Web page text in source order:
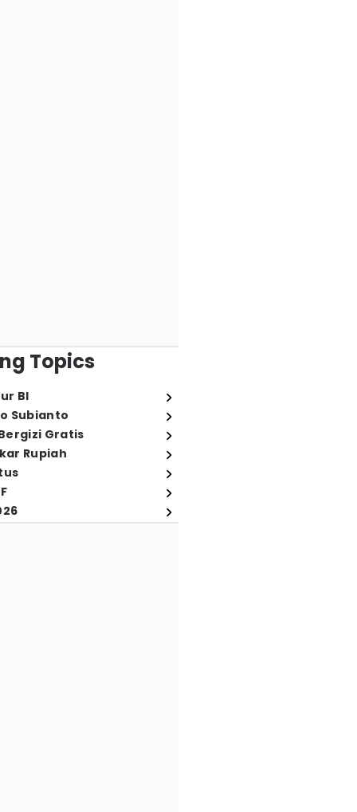
Topics
BI
Subianto
Gratis
Rupiah